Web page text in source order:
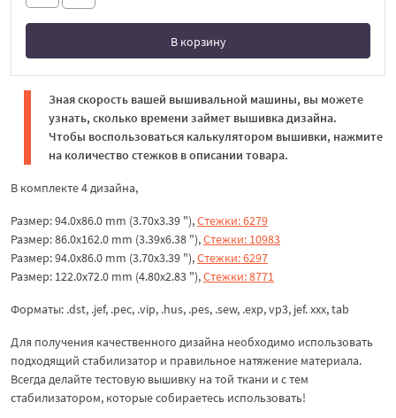
В корзину
В корзине
Зная скорость вашей вышивальной машины, вы можете
узнать, сколько времени займет вышивка дизайна.
Чтобы воспользоваться калькулятором вышивки, нажмите
на количество стежков в описании товара.
В комплекте 4 дизайна,
Размер: 94.0x86.0 mm (3.70x3.39 "),Стежки: 6279
Размер: 86.0x162.0 mm (3.39x6.38 "),Стежки: 10983
Размер: 94.0x86.0 mm (3.70x3.39 "),Стежки: 6297
Размер: 122.0x72.0 mm (4.80x2.83 "),Стежки: 8771
Форматы: .dst, .jef, .pec, .vip, .hus, .pes, .sew, .exp, vp3, jef. xxx, tab
Для получения качественного дизайна необходимо использовать
подходящий стабилизатор и правильное натяжение материала.
Всегда делайте тестовую вышивку на той ткани и с тем
стабилизатором, которые собираетесь использовать!